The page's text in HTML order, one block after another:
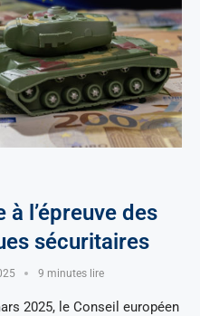
à l’épreuve des
sécuritaires
9 minutes lire
2025, le Conseil européen